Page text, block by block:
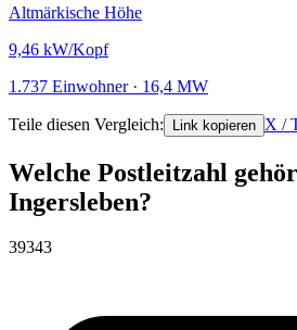
Altmärkische Höhe
9,46 kW/Kopf
1.737 Einwohner · 16,4 MW
Teile diesen Vergleich: Link kopieren X /
Welche Postleitzahl
Ingersleben?
39343